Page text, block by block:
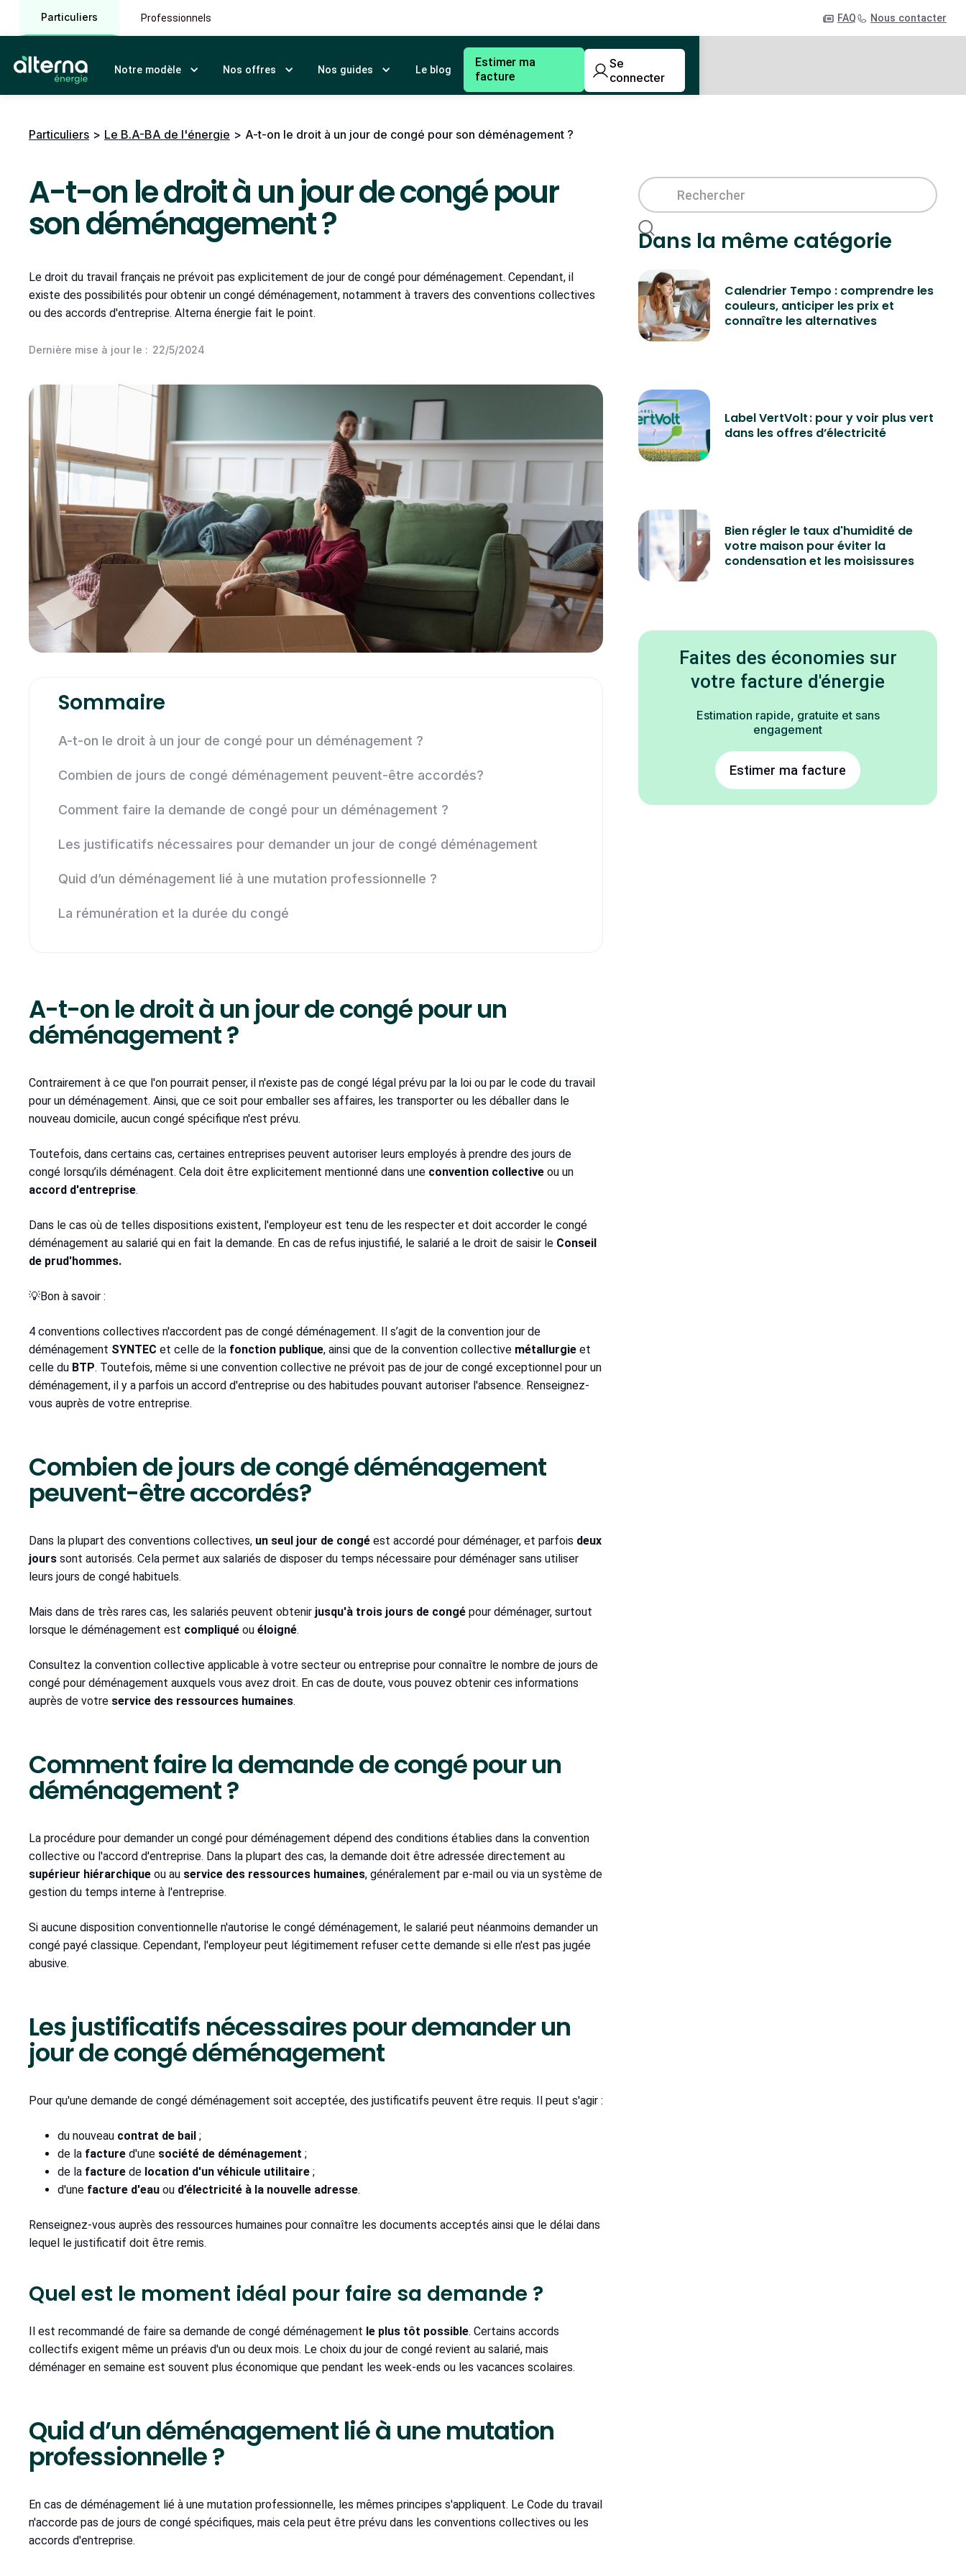
Particuliers Professionnels FAQ Nous contacter
Notre modèle Nos offres Nos guides Le blog
Estimer ma
facture
Se
connecter
Particuliers > Le B.A-BA de l'énergie > A-t-on le droit à un jour de congé pour son déménagement ?
A-t-on le droit à un jour de congé pour
son déménagement ?
Le droit du travail français ne prévoit pas explicitement de jour de congé pour déménagement. Cependant, il
existe des possibilités pour obtenir un congé déménagement, notamment à travers des conventions collectives
ou des accords d'entreprise. Alterna énergie fait le point.
Dernière mise à jour le : 22/5/2024
Sommaire
A-t-on le droit à un jour de congé pour un déménagement ?
Combien de jours de congé déménagement peuvent-être accordés?
Comment faire la demande de congé pour un déménagement ?
Les justificatifs nécessaires pour demander un jour de congé déménagement
Quid d’un déménagement lié à une mutation professionnelle ?
La rémunération et la durée du congé
A-t-on le droit à un jour de congé pour un
déménagement ?
Contrairement à ce que l'on pourrait penser, il n'existe pas de congé légal prévu par la loi ou par le code du travail
pour un déménagement. Ainsi, que ce soit pour emballer ses affaires, les transporter ou les déballer dans le
nouveau domicile, aucun congé spécifique n'est prévu.
Toutefois, dans certains cas, certaines entreprises peuvent autoriser leurs employés à prendre des jours de
congé lorsqu’ils déménagent. Cela doit être explicitement mentionné dans une convention collective ou un
accord d'entreprise.
Dans le cas où de telles dispositions existent, l'employeur est tenu de les respecter et doit accorder le congé
déménagement au salarié qui en fait la demande. En cas de refus injustifié, le salarié a le droit de saisir le Conseil
de prud'hommes.
💡Bon à savoir :
4 conventions collectives n'accordent pas de congé déménagement. Il s’agit de la convention jour de
déménagement SYNTEC et celle de la fonction publique, ainsi que de la convention collective métallurgie et
celle du BTP. Toutefois, même si une convention collective ne prévoit pas de jour de congé exceptionnel pour un
déménagement, il y a parfois un accord d'entreprise ou des habitudes pouvant autoriser l'absence. Renseignez-
vous auprès de votre entreprise.
Combien de jours de congé déménagement
peuvent-être accordés?
Dans la plupart des conventions collectives, un seul jour de congé est accordé pour déménager, et parfois deux
jours sont autorisés. Cela permet aux salariés de disposer du temps nécessaire pour déménager sans utiliser
leurs jours de congé habituels.
Mais dans de très rares cas, les salariés peuvent obtenir jusqu'à trois jours de congé pour déménager, surtout
lorsque le déménagement est compliqué ou éloigné.
Consultez la convention collective applicable à votre secteur ou entreprise pour connaître le nombre de jours de
congé pour déménagement auxquels vous avez droit. En cas de doute, vous pouvez obtenir ces informations
auprès de votre service des ressources humaines.
Comment faire la demande de congé pour un
déménagement ?
La procédure pour demander un congé pour déménagement dépend des conditions établies dans la convention
collective ou l'accord d'entreprise. Dans la plupart des cas, la demande doit être adressée directement au
supérieur hiérarchique ou au service des ressources humaines, généralement par e-mail ou via un système de
gestion du temps interne à l'entreprise.
Si aucune disposition conventionnelle n'autorise le congé déménagement, le salarié peut néanmoins demander un
congé payé classique. Cependant, l'employeur peut légitimement refuser cette demande si elle n'est pas jugée
abusive.
Les justificatifs nécessaires pour demander un
jour de congé déménagement
Pour qu'une demande de congé déménagement soit acceptée, des justificatifs peuvent être requis. Il peut s'agir :
du nouveau contrat de bail ;
de la facture d'une société de déménagement ;
de la facture de location d'un véhicule utilitaire ;
d'une facture d'eau ou d’électricité à la nouvelle adresse.
Renseignez-vous auprès des ressources humaines pour connaître les documents acceptés ainsi que le délai dans
lequel le justificatif doit être remis.
Quel est le moment idéal pour faire sa demande ?
Il est recommandé de faire sa demande de congé déménagement le plus tôt possible. Certains accords
collectifs exigent même un préavis d'un ou deux mois. Le choix du jour de congé revient au salarié, mais
déménager en semaine est souvent plus économique que pendant les week-ends ou les vacances scolaires.
Quid d’un déménagement lié à une mutation
professionnelle ?
En cas de déménagement lié à une mutation professionnelle, les mêmes principes s'appliquent. Le Code du travail
n'accorde pas de jours de congé spécifiques, mais cela peut être prévu dans les conventions collectives ou les
accords d'entreprise.
Dans la même catégorie
Calendrier Tempo : comprendre les
couleurs, anticiper les prix et
connaître les alternatives
Label VertVolt : pour y voir plus vert
dans les offres d’électricité
Bien régler le taux d'humidité de
votre maison pour éviter la
condensation et les moisissures
Faites des économies sur
votre facture d'énergie
Estimation rapide, gratuite et sans
engagement
Estimer ma facture